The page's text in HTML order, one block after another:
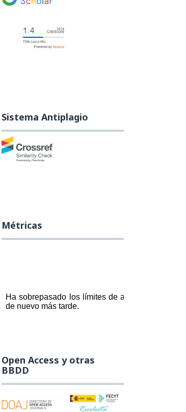
Sistema Antiplagio
Métricas
Open Access y otras
BBDD